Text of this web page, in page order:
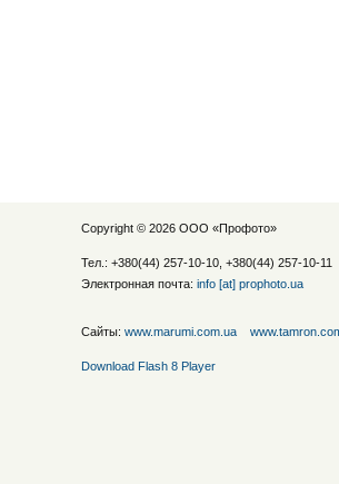
Copyright © 2026 ООО «Профото»
Тел.: +380(44) 257-10-10, +380(44) 257-10-11
Электронная почта: info [at] prophoto.ua
Сайты: www.marumi.com.ua
Download Flash 8 Player